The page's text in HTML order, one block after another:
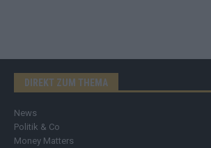
DIREKT ZUM THEMA
News
Politik & Co
Money Matters